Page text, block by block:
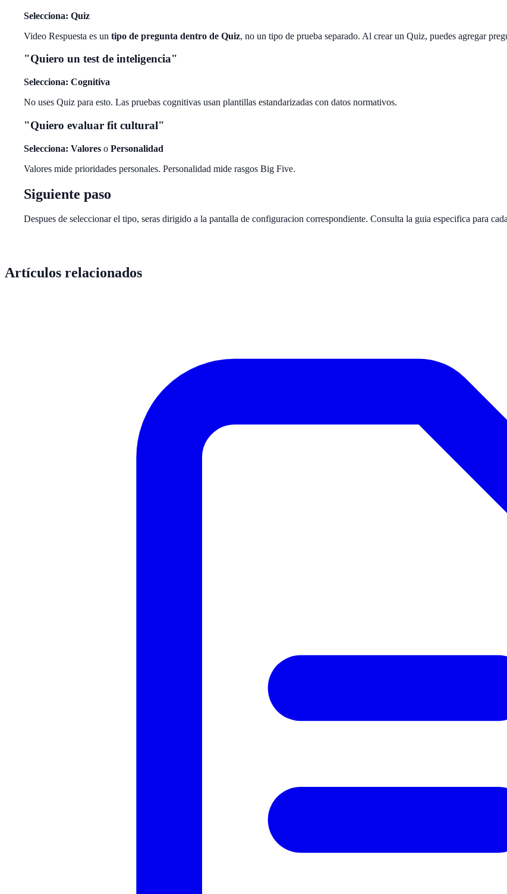
Selecciona: Quiz
Video Respuesta es un tipo de pregunta dentro de Quiz, no un tipo de prueba separado. Al crear un Quiz, puedes agregar
"Quiero un test de inteligencia"
Selecciona: Cognitiva
No uses Quiz para esto. Las pruebas cognitivas usan plantillas estandarizadas con datos normativos.
"Quiero evaluar fit cultural"
Selecciona: Valores o Personalidad
Valores mide prioridades personales. Personalidad mide rasgos Big Five.
Siguiente paso
Despues de seleccionar el tipo, seras dirigido a la pantalla de configuracion correspondiente. Consulta la guia especifica para
Artículos relacionados